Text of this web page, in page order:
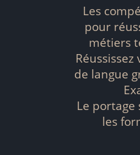
Les
pour
métiers
Réussissez
de langue
Le
les